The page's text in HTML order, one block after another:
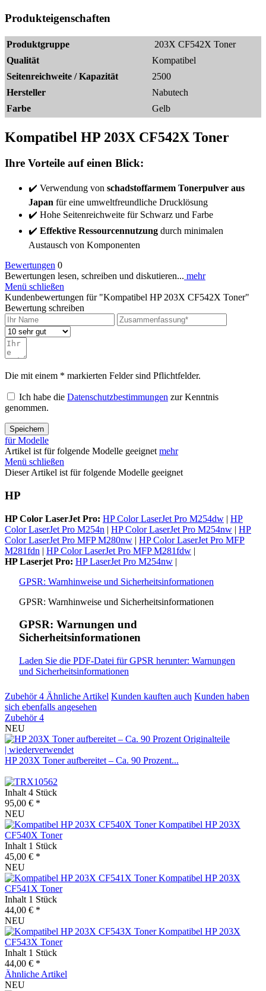
Produkteigenschaften
Produktgruppe
203X CF542X Toner
Qualität
Kompatibel
Seitenreichweite / Kapazität
2500
Hersteller
Nabutech
Farbe
Gelb
Kompatibel HP 203X CF542X Toner
Ihre Vorteile auf einen Blick:
✔️ Verwendung von schadstoffarmem Tonerpulver aus
Japan für eine umweltfreundliche Drucklösung
✔️ Hohe Seitenreichweite für Schwarz und Farbe
✔️ Effektive Ressourcennutzung durch minimalen
Austausch von Komponenten
Bewertungen 0
Bewertungen lesen, schreiben und diskutieren... mehr
Menü schließen
Kundenbewertungen für "Kompatibel HP 203X CF542X Toner"
Bewertung schreiben
Die mit einem * markierten Felder sind Pflichtfelder.
Ich habe die Datenschutzbestimmungen zur Kenntnis
genommen.
Speichern
für Modelle
Artikel ist für folgende Modelle geeignet mehr
Menü schließen
Dieser Artikel ist für folgende Modelle geeignet
HP
HP Color LaserJet Pro: HP Color LaserJet Pro M254dw | HP
Color LaserJet Pro M254n | HP Color LaserJet Pro M254nw | HP
Color LaserJet Pro MFP M280nw | HP Color LaserJet Pro MFP
M281fdn | HP Color LaserJet Pro MFP M281fdw |
HP Laserjet Pro: HP LaserJet Pro M254nw |
GPSR: Warnhinweise und Sicherheitsinformationen
GPSR: Warnhinweise und Sicherheitsinformationen
GPSR: Warnungen und
Sicherheitsinformationen
Laden Sie die PDF-Datei für GPSR herunter: Warnungen
und Sicherheitsinformationen
Zubehör4 Ähnliche Artikel Kunden kauften auch Kunden haben
sich ebenfalls angesehen
Zubehör4
NEU
HP 203X Toner aufbereitet – Ca. 90 Prozent...
Inhalt 4 Stück
95,00 € *
NEU
Kompatibel HP 203X
CF540X Toner
Inhalt 1 Stück
45,00 € *
NEU
Kompatibel HP 203X
CF541X Toner
Inhalt 1 Stück
44,00 € *
NEU
Kompatibel HP 203X
CF543X Toner
Inhalt 1 Stück
44,00 € *
Ähnliche Artikel
NEU